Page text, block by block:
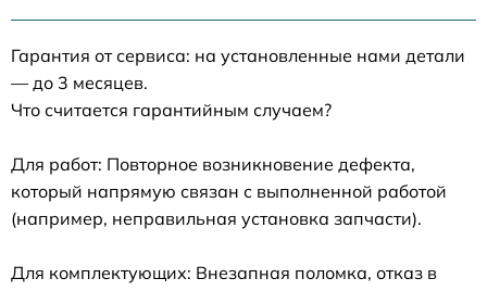
Гарантия от сервиса: на установленные нами детали
— до 3 месяцев.
Что считается гарантийным случаем?
Для работ: Повторное возникновение дефекта,
который напрямую связан с выполненной работой
(например, неправильная установка запчасти).
Для комплектующих: Внезапная поломка, отказ в